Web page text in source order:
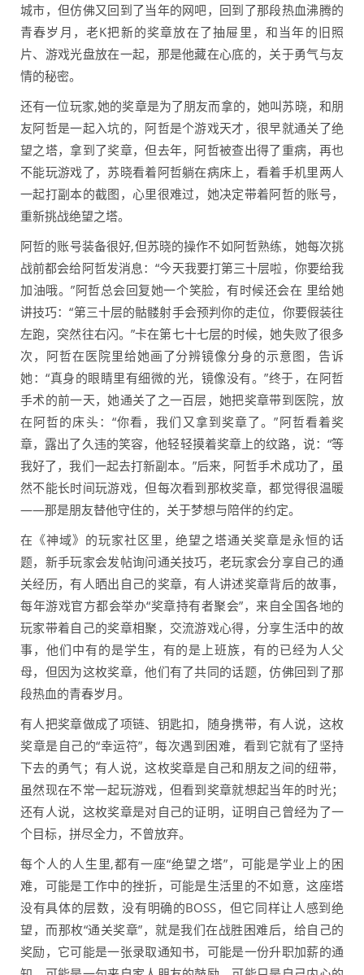
城市，但仿佛又回到了当年的网吧，回到了那段热血沸腾的
青春岁月，老K把新的奖章放在了抽屉里，和当年的旧照
片、游戏光盘放在一起，那是他藏在心底的，关于勇气与友
情的秘密。
还有一位玩家,她的奖章是为了朋友而拿的，她叫苏晓，和朋
友阿哲是一起入坑的，阿哲是个游戏天才，很早就通关了绝
望之塔，拿到了奖章，但去年，阿哲被查出得了重病，再也
不能玩游戏了，苏晓看着阿哲躺在病床上，看着手机里两人
一起打副本的截图，心里很难过，她决定带着阿哲的账号，
重新挑战绝望之塔。
阿哲的账号装备很好,但苏晓的操作不如阿哲熟练，她每次挑
战前都会给阿哲发消息：“今天我要打第三十层啦，你要给我
加油哦。”阿哲总会回复她一个笑脸，有时候还会在 里给她
讲技巧：“第三十层的骷髅射手会预判你的走位，你要假装往
左跑，突然往右闪。”卡在第七十七层的时候，她失败了很多
次，阿哲在医院里给她画了分辨镜像分身的示意图，告诉
她：“真身的眼睛里有细微的光，镜像没有。”终于，在阿哲
手术的前一天，她通关了之一百层，她把奖章带到医院，放
在阿哲的床头：“你看，我们又拿到奖章了。”阿哲看着奖
章，露出了久违的笑容，他轻轻摸着奖章上的纹路，说：“等
我好了，我们一起去打新副本。”后来，阿哲手术成功了，虽
然不能长时间玩游戏，但每次看到那枚奖章，都觉得很温暖
——那是朋友替他守住的，关于梦想与陪伴的约定。
在《神域》的玩家社区里，绝望之塔通关奖章是永恒的话
题，新手玩家会发帖询问通关技巧，老玩家会分享自己的通
关经历，有人晒出自己的奖章，有人讲述奖章背后的故事，
每年游戏官方都会举办“奖章持有者聚会”，来自全国各地的
玩家带着自己的奖章相聚，交流游戏心得，分享生活中的故
事，他们中有的是学生，有的是上班族，有的已经为人父
母，但因为这枚奖章，他们有了共同的话题，仿佛回到了那
段热血的青春岁月。
有人把奖章做成了项链、钥匙扣，随身携带，有人说，这枚
奖章是自己的“幸运符”，每次遇到困难，看到它就有了坚持
下去的勇气；有人说，这枚奖章是自己和朋友之间的纽带，
虽然现在不常一起玩游戏，但看到奖章就想起当年的时光；
还有人说，这枚奖章是对自己的证明，证明自己曾经为了一
个目标，拼尽全力，不曾放弃。
每个人的人生里,都有一座“绝望之塔”，可能是学业上的困
难，可能是工作中的挫折，可能是生活里的不如意，这座塔
没有具体的层数，没有明确的BOSS，但它同样让人感到绝
望，而那枚“通关奖章”，就是我们在战胜困难后，给自己的
奖励，它可能是一张录取通知书，可能是一份升职加薪的通